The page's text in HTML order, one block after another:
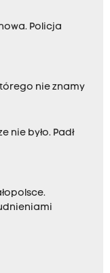
Policja
nie znamy
nie było. Padł